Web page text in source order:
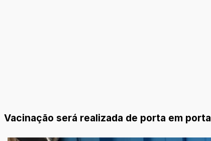
Vacinação será realizada de porta em porta